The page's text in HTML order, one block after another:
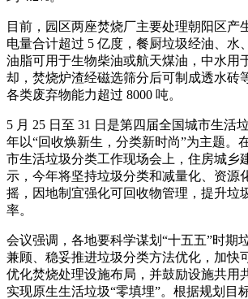
目前，园区两座焚烧厂主要处理朝阳区产
电量合计超过 5 亿度，餐厨垃圾经油、水
油脂可用于生物柴油或航天煤油，中水用
却，焚烧炉渣经磁选筛分后可制成透水砖
各类废弃物能力超过 8000 吨。
5 月 25 日至 31 日是第四届全国城市生活
年以“回收焕新生，分类新时尚”为主题。
市生活垃圾分类工作现场会上，住房城乡
示，今年将坚持垃圾分类和减量化、资源
摇，因地制宜强化可回收物管理，提升垃
率。
会议强调，各地要科学谋划“十五五”时期
兼顾、稳妥推进垃圾分类方法优化，加快
优化焚烧处理设施布局，并鼓励设施共用
实现原生生活垃圾“零填埋”。根据规划目